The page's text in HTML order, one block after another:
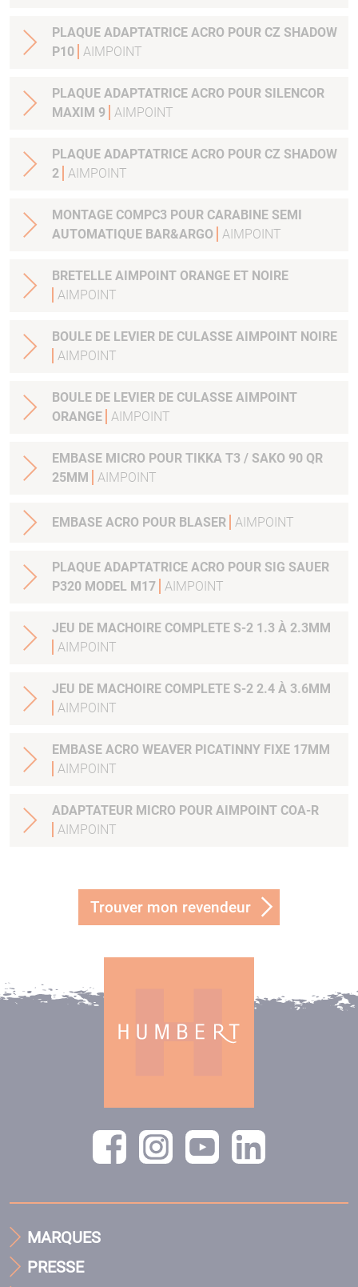
PLAQUE ADAPTATRICE ACRO POUR CZ SHADOW
P10 AIMPOINT
PLAQUE ADAPTATRICE ACRO POUR SILENCOR
MAXIM 9
AIMPOINT
PLAQUE ADAPTATRICE ACRO POUR CZ SHADOW
2 AIMPOINT
MONTAGE COMPC3 POUR CARABINE SEMI
AUTOMATIQUE BAR&ARGO
AIMPOINT
BRETELLE AIMPOINT ORANGE ET NOIRE
AIMPOINT
BOULE DE LEVIER DE CULASSE AIMPOINT NOIRE
AIMPOINT
BOULE DE LEVIER DE CULASSE AIMPOINT
ORANGE AIMPOINT
EMBASE MICRO POUR TIKKA T3 / SAKO 90 QR
25MM
AIMPOINT
EMBASE ACRO POUR BLASER AIMPOINT
PLAQUE ADAPTATRICE ACRO POUR SIG SAUER
P320 MODEL M17 AIMPOINT
JEU DE MACHOIRE COMPLETE S-2 1.3 À 2.3MM
AIMPOINT
JEU DE MACHOIRE COMPLETE S-2 2.4 À 3.6MM
AIMPOINT
EMBASE ACRO WEAVER PICATINNY FIXE 17MM
AIMPOINT
ADAPTATEUR MICRO POUR AIMPOINT COA-R
AIMPOINT
Trouver mon revendeur
MARQUES
PRESSE